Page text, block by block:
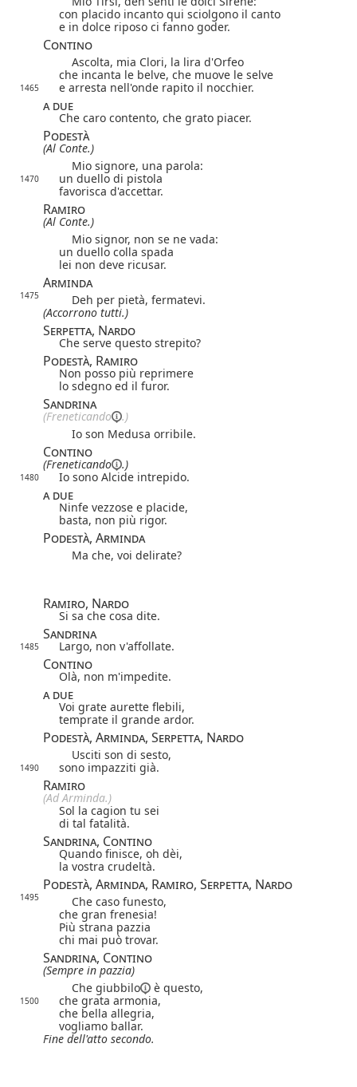
con placido incanto qui sciolgono il canto
e in dolce riposo ci fanno goder.
Contino
Ascolta, mia Clori, la lira d'Orfeo
che incanta le belve, che muove le selve
1465 e arresta nell'onde rapito il nocchier.
a due
Che caro contento, che grato piacer.
Podestà
(Al Conte.)
Mio signore, una parola:
1470
un duello di pistola
favorisca d'accettar.
Ramiro
(Al Conte.)
Mio signor, non se ne vada:
un duello colla spada
lei non deve ricusar.
Arminda
1475
Deh per pietà, fermatevi.
(Accorrono tutti.)
Serpetta, Nardo
Che serve questo strepito?
Podestà, Ramiro
Non posso più reprimere
lo sdegno ed il furor.
Sandrina
(Freneticando
.)
Io son Medusa orribile.
Contino
(Freneticando .)
1480 Io sono Alcide intrepido.
a due
Ninfe vezzose e placide,
basta, non più rigor.
Podestà, Arminda
Ma che, voi delirate?
Ramiro, Nardo
Si sa che cosa dite.
Sandrina
1485 Largo, non v'affollate.
Contino
Olà, non m'impedite.
a due
Voi grate aurette flebili,
temprate il grande ardor.
Podestà, Arminda, Serpetta, Nardo
Usciti son di sesto,
1490 sono impazziti già.
Ramiro
(Ad Arminda.)
Sol la cagion tu sei
di tal fatalità.
Sandrina, Contino
Quando finisce, oh dèi,
la vostra crudeltà.
Podestà, Arminda, Ramiro, Serpetta, Nardo
1495
Che caso funesto,
che gran frenesia!
Più strana pazzia
chi mai può trovar.
Sandrina, Contino
(Sempre in pazzia)
Che giubbilo è questo,
1500
che grata armonia,
che bella allegria,
vogliamo ballar.
Fine dell'atto secondo.